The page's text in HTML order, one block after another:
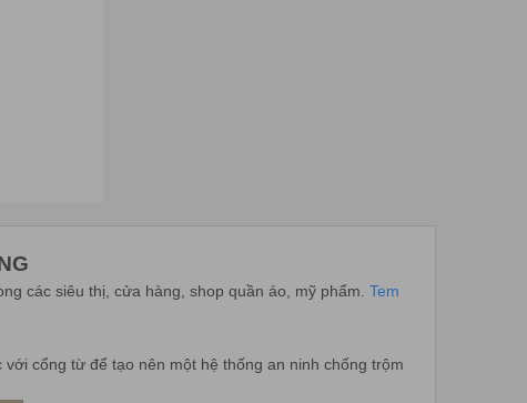
các siêu thị, cửa hàng, shop quần áo, mỹ phẩm. Tem
cổng từ để tạo nên một hệ thống an ninh chống trộm